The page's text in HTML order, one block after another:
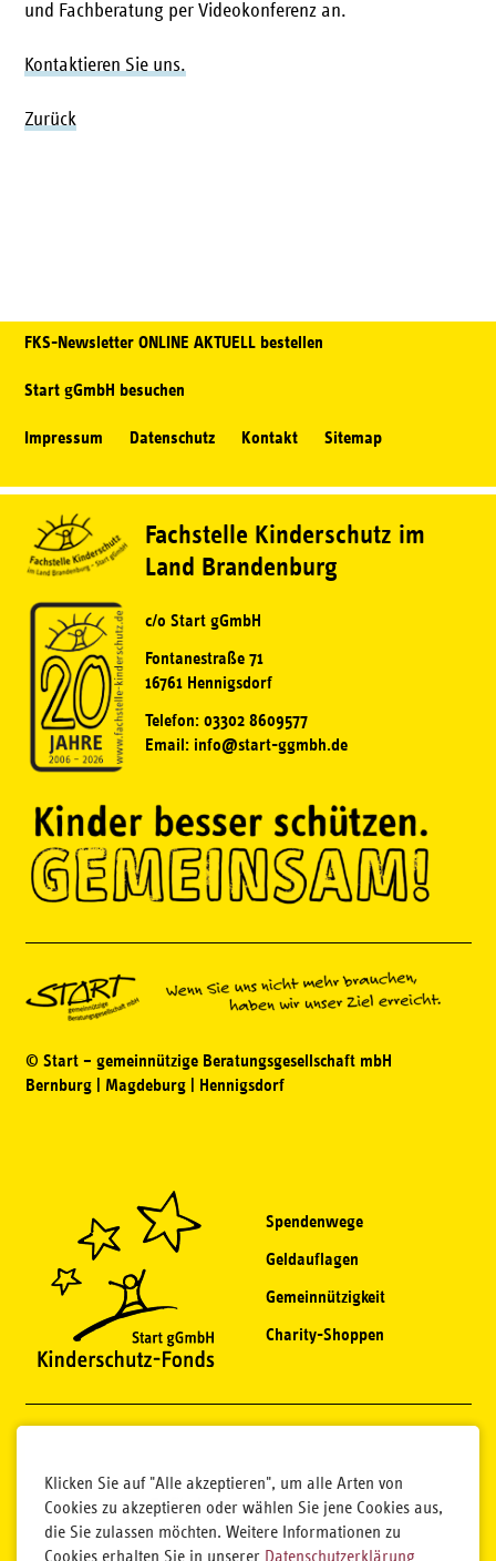
und Fachberatung per Videokonferenz an.
Kontaktieren Sie uns.
Zurück
FKS-Newsletter ONLINE AKTUELL bestellen
Start gGmbH besuchen
Impressum Datenschutz Kontakt Sitemap
Fachstelle Kinderschutz im
Land Brandenburg
c/o Start gGmbH
Fontanestraße 71
16761 Hennigsdorf
Telefon: 03302 8609577
Email: info@start-ggmbh.de
© Start – gemeinnützige Beratungsgesellschaft mbH
Bernburg | Magdeburg | Hennigsdorf
Spendenwege
Geldauflagen
Gemeinnützigkeit
Charity-Shoppen
Klicken Sie auf "Alle akzeptieren", um alle Arten von
Cookies zu akzeptieren oder wählen Sie jene Cookies aus,
die Sie zulassen möchten. Weitere Informationen zu
Cookies erhalten Sie in unserer Datenschutzerklärung